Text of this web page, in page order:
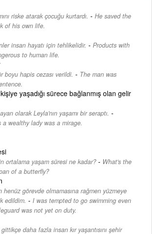
riske atarak çocuğu kurtardı. - He saved the
of his own life.
insan hayatı için tehlikelidir. - Products with
to human life.
boyu hapis cezası verildi. - The man was
yaşadığı sürece bağlanmış olan gelir
olarak Leyla'nın yaşamı bir seraptı. -
a wealthy lady was a mirage.
ortalama yaşam süresi ne kadar? - What's the
of a butterfly?
henüz görevde olmamasına rağmen yüzmeye
edildim. - I was tempted to go swimming even
was not yet on duty.
daha fazla insan kır yaşantısını şehir